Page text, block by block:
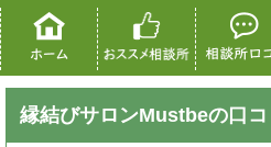
縁結びサロンMustbeの口コ